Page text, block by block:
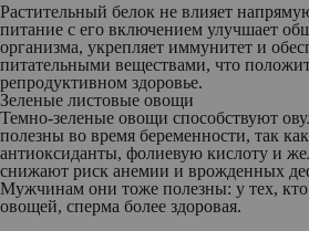
Растительный белок не влияет
питание с его включением улучшает
организма, укрепляет иммунитет и
питательными веществами, что
репродуктивном здоровье.
Зеленые листовые овощи
Темно-зеленые овощи способствуют
полезны во время беременности, так
антиоксиданты, фолиевую кислоту и
снижают риск анемии и врожденных
Мужчинам они тоже полезны: у тех, кто
овощей, сперма более здоровая.